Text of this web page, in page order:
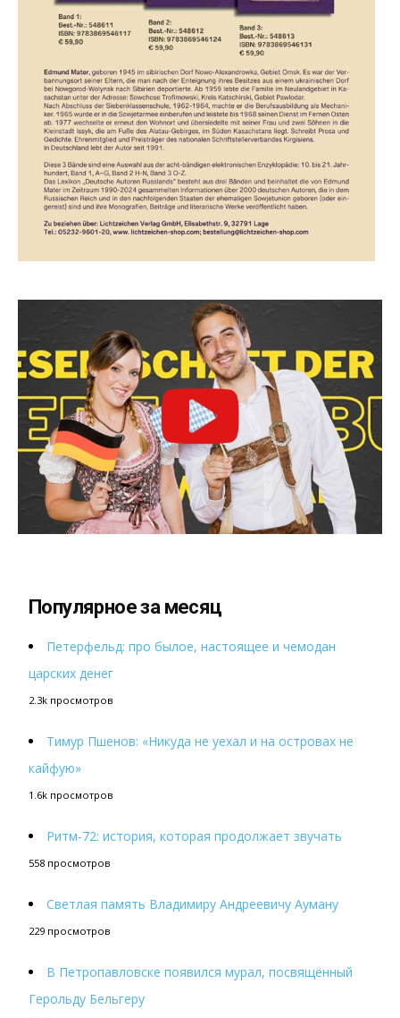
Популярное за месяц
Петерфельд: про былое, настоящее и чемодан
царских денег
2.3k просмотров
Тимур Пшенов: «Никуда не уехал и на островах не
кайфую»
1.6k просмотров
Ритм-72: история, которая продолжает звучать
558 просмотров
Светлая память Владимиру Андреевичу Ауману
229 просмотров
В Петропавловске появился мурал, посвящённый
Герольду Бельгеру